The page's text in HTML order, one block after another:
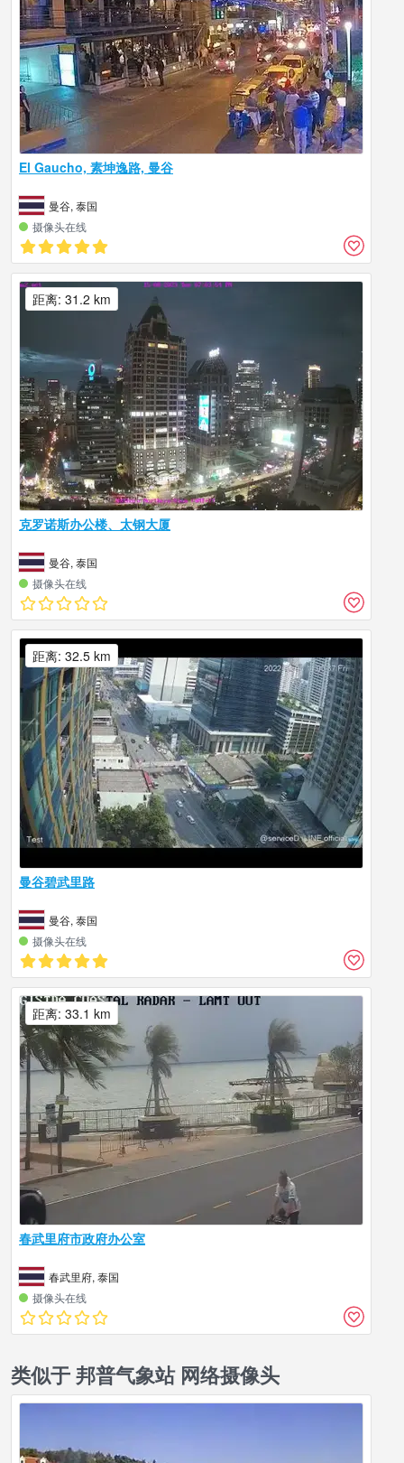
El Gaucho, 素坤逸路, 曼谷
曼谷, 泰国
摄像头在线
克罗诺斯办公楼、太钢大厦
曼谷, 泰国
摄像头在线
距离: 31.2 km
曼谷碧武里路
曼谷, 泰国
摄像头在线
距离: 32.5 km
春武里府市政府办公室
春武里府, 泰国
摄像头在线
距离: 33.1 km
类似于 邦普气象站 网络摄像头